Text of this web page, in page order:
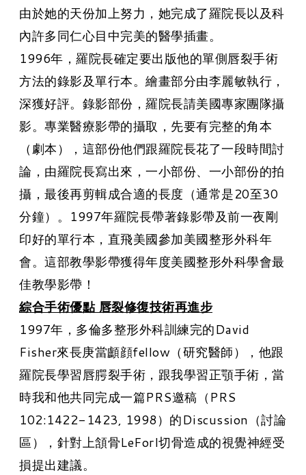
由於她的天份加上努力，她完成了羅院長以及科
內許多同仁心目中完美的醫學插畫。
1996年，羅院長確定要出版他的單側唇裂手術
方法的錄影及單行本。繪畫部分由李麗敏執行，
深獲好評。錄影部份，羅院長請美國專家團隊攝
影。專業醫療影帶的攝取，先要有完整的角本
（劇本），這部份他們跟羅院長花了一段時間討
論，由羅院長寫出來，一小部份、一小部份的拍
攝，最後再剪輯成合適的長度（通常是20至30
分鐘）。1997年羅院長帶著錄影帶及前一夜剛
印好的單行本，直飛美國參加美國整形外科年
會。這部教學影帶獲得年度美國整形外科學會最
佳教學影帶！
綜合手術優點 唇裂修復技術再進步
1997年，多倫多整形外科訓練完的David
Fisher來長庚當顱顔fellow（研究醫師），他跟
羅院長學習唇腭裂手術，跟我學習正顎手術，當
時我和他共同完成一篇PRS邀稿（PRS
102:1422-1423, 1998）的Discussion（討論
區），針對上頷骨LeForI切骨造成的視覺神經受
損提出建議。